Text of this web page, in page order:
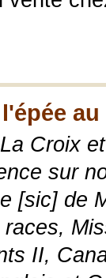
au
La Croix
sur
[sic] de
II,